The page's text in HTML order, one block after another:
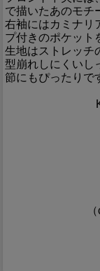
で描いたあのモチ
右袖にはカミナリ
プ付きのポケット
生地はストレッチ
型崩れしにくいし
節にもぴったりで